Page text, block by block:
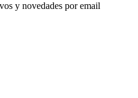
y novedades por email